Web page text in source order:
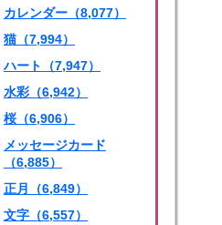
カレンダー（8,077）
猫（7,994）
ハート（7,947）
水彩（6,942）
桜（6,906）
メッセージカード
（6,885）
正月（6,849）
文字（6,557）